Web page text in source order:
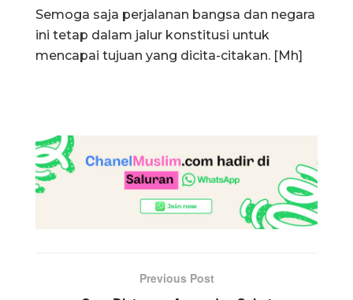
Semoga saja perjalanan bangsa dan negara
ini tetap dalam jalur konstitusi untuk
mencapai tujuan yang dicita-citakan. [Mh]
Previous Post